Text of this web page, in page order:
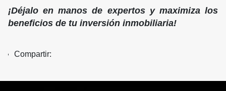
¡Déjalo en manos de expertos y maximiza los
beneficios de tu inversión inmobiliaria!
Compartir: